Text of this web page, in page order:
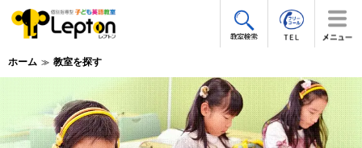
ホーム 教室を探す